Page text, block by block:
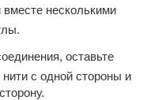
вместе несколькими
оставьте
с одной стороны и